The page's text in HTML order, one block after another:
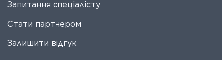
Запитання спеціалісту
Стати партнером
Залишити відгук